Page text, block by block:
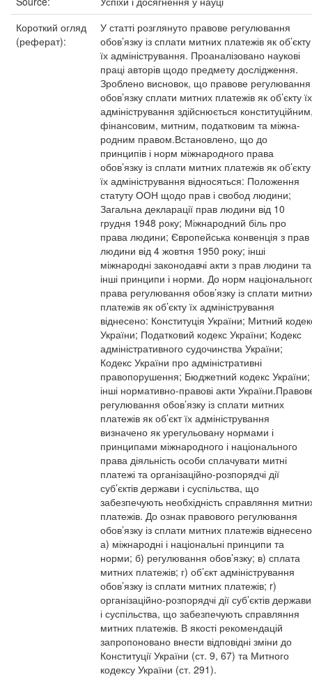
Короткий огляд
(реферат):
У статті розглянуто правове регулювання
обов’язку із сплати митних платежів як об’єкту
їх адміністрування. Проаналізовано наукові
праці авторів щодо предмету дослідження.
Зроблено висновок, що правове регулювання
обов’язку сплати митних платежів як об’єкту їх
адміністрування здійснюється
фінансовим, митним, податковим та міжна-
родним правом.Встановлено, що до
принципів і норм міжнародного права
обов’язку із сплати митних платежів як об’єкту
їх адміністрування відносяться: Положення
статуту ООН щодо прав і свобод людини;
Загальна декларації прав людини від 10
грудня 1948 року; Міжнародний біль про
права людини; Європейська конвенція з прав
людини від 4 жовтня 1950 року; інші
міжнародні законодавчі акти з прав людини та
інші принципи і норми. До норм
права регулювання обов’язку із сплати
платежів як об’єкту їх адміністрування
віднесено: Конституція України; Митний
України; Податковий кодекс України; Кодекс
адміністративного судочинства України;
Кодекс України про адміністративні
правопорушення; Бюджетний кодекс України;
інші нормативно-правові акти
регулювання обов’язку із сплати митних
платежів як об’єкт їх адміністрування
визначено як урегульовану нормами і
принципами міжнародного і національного
права діяльність особи сплачувати митні
платежі та організаційно-розпорядчі дії
суб’єктів держави і суспільства, що
забезпечують необхідність справляння
платежів. До ознак правового регулювання
обов’язку із сплати митних платежів
а) міжнародні і національні принципи та
норми; б) регулювання обов’язку; в) сплата
митних платежів; г) об’єкт адміністрування
обов’язку із сплати митних платежів; r)
організаційно-розпорядчі дії суб’єктів держави
і суспільства, що забезпечують справляння
митних платежів. В якості рекомендацій
запропоновано внести відповідні зміни до
Конституції України (ст. 9, 67) та Митного
кодексу України (ст. 291).